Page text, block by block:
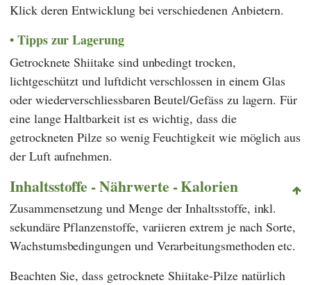
Klick deren Entwicklung bei verschiedenen Anbietern.
Tipps zur Lagerung
Getrocknete Shiitake sind unbedingt trocken,
lichtgeschützt und luftdicht verschlossen in einem Glas
oder wiederverschliessbaren Beutel/Gefäss zu lagern. Für
eine lange Haltbarkeit ist es wichtig, dass die
getrockneten Pilze so wenig Feuchtigkeit wie möglich aus
der Luft aufnehmen.
Inhaltsstoffe - Nährwerte - Kalorien
Zusammensetzung und Menge der Inhaltsstoffe, inkl.
sekundäre Pflanzenstoffe, variieren extrem je nach Sorte,
Wachstumsbedingungen und Verarbeitungsmethoden etc.
Beachten Sie, dass getrocknete Shiitake-Pilze natürlich